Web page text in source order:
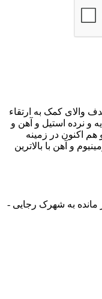
تکنوصنعت در سال 1382 با هدف والای کمک به ارتقاء
و نرده استیل و آهن و
هم اکنون در زمینه
و آهن با بالاترین
آذرشهر - 200 متر مانده به شهرک رجایی -